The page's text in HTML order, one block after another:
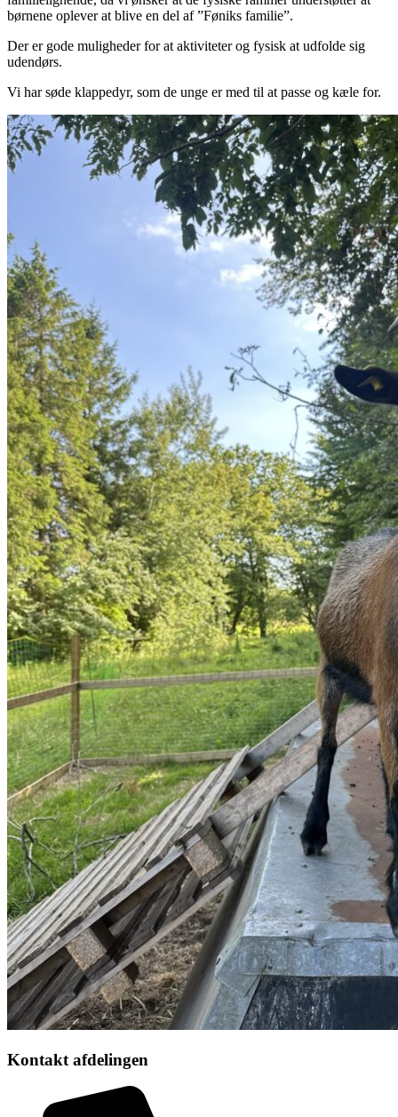
børnene oplever at blive en del af ”Føniks familie”.
Der er gode muligheder for at aktiviteter og fysisk at udfolde sig
udendørs.
Vi har søde klappedyr, som de unge er med til at passe og kæle for.
Kontakt afdelingen